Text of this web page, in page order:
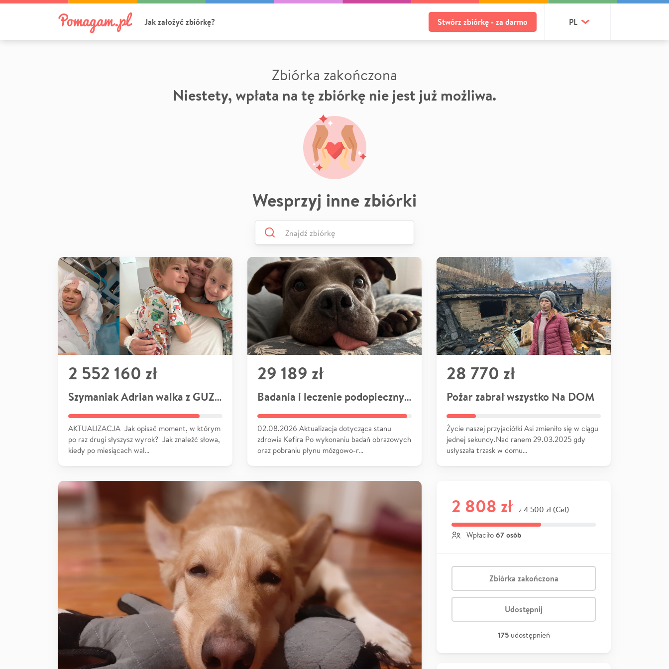
Jak założyć zbiórkę? Stwórz zbiórkę - za darmo PL
Zbiórka zakończona
Niestety, wpłata na tę zbiórkę nie jest już możliwa.
Wesprzyj inne zbiórki
2 552 160 zł
Szymaniak Adrian walka z GUZEM
AKTUALIZACJA Jak opisać moment, w którym
po raz drugi słyszysz wyrok? Jak znaleźć słowa,
kiedy po miesiącach wal…
29 189 zł
Badania i leczenie podopiecznych
02.08.2026 Aktualizacja dotycząca stanu
zdrowia Kefira Po wykonaniu badań obrazowych
oraz pobraniu płynu mózgowo-r…
28 770 zł
Pożar zabrał wszystko Na DOM
Życie naszej przyjaciółki Asi zmieniło się w ciągu
jednej sekundy.Nad ranem 29.03.2025 gdy
usłyszała trzask w domu…
2 808 zł z 4 500 zł (Cel)
Wpłaciło 67 osób
Zbiórka zakończona
Udostępnij
175 udostępnień